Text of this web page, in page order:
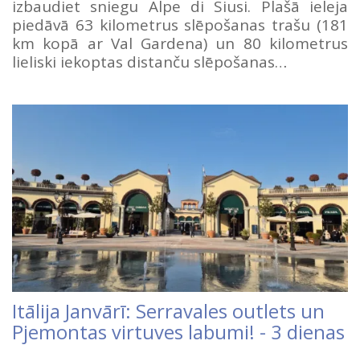
izbaudiet sniegu Alpe di Siusi. Plašā ieleja
piedāvā 63 kilometrus slēpošanas trašu (181
km kopā ar Val Gardena) un 80 kilometrus
lieliski iekoptas distanču slēpošanas…
Itālija Janvārī: Serravales outlets un
Pjemontas virtuves labumi! - 3 dienas